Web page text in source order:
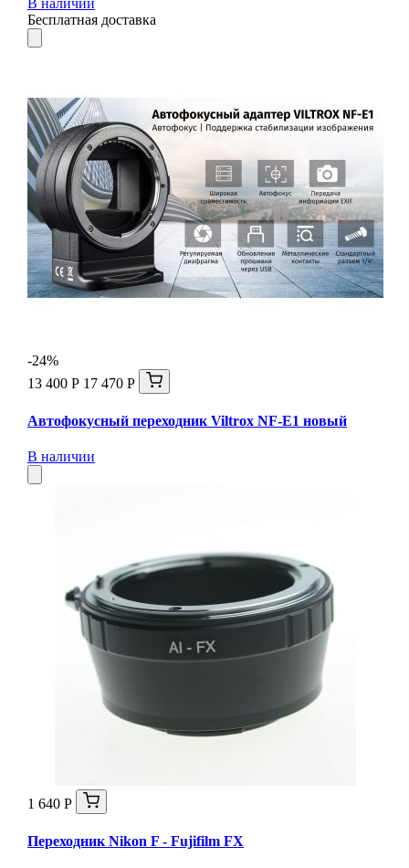
Бесплатная доставка
-24%
13 400 Р 17 470 Р
Автофокусный переходник Viltrox NF-E1 новый
В наличии
1 640 Р
Переходник Nikon F - Fujifilm FX